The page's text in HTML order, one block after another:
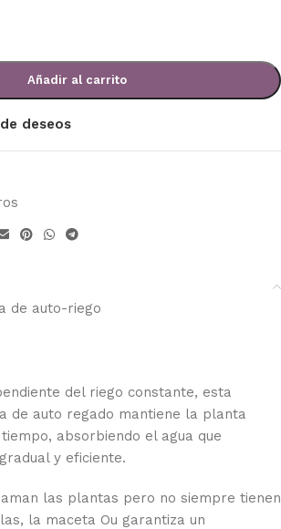
Añadir al carrito
deseos
de auto-riego
del riego constante, esta
de auto regado mantiene la planta
absorbiendo el agua que
y eficiente.
las plantas pero no siempre tienen
la maceta Ou garantiza un